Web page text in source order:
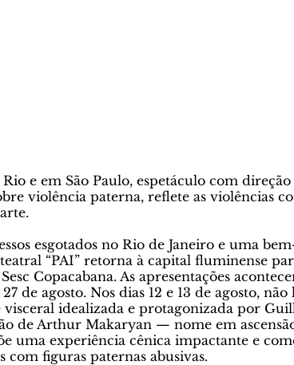
e em São Paulo, espetáculo com
violência paterna, reflete as violências
esgotados no Rio de Janeiro e uma
“PAI” retorna à capital fluminense
Copacabana. As apresentações
de agosto. Nos dias 12 e 13 de agosto, não
visceral idealizada e protagonizada por
de Arthur Makaryan — nome em
uma experiência cênica impactante e
com figuras paternas abusivas.